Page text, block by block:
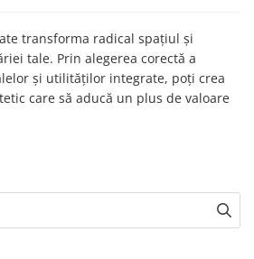
transforma radical spațiul și
tale. Prin alegerea corectă a
și utilităților integrate, poți crea
care să aducă un plus de valoare